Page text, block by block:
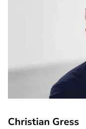
Christian Gress